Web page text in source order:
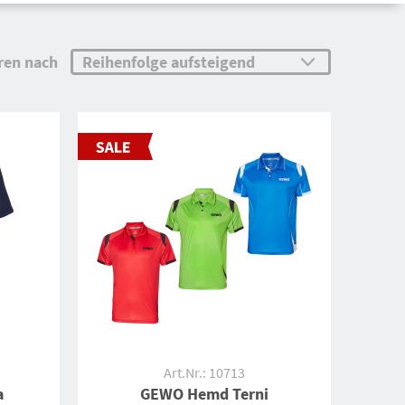
nach
Art.Nr.: 10713
GEWO Hemd Terni